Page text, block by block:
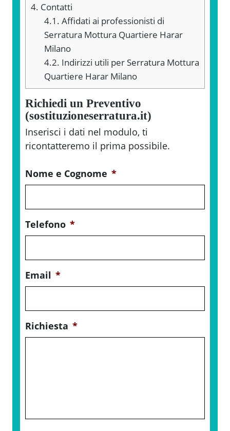
4. Contatti
4.1. Affidati ai professionisti di
Serratura Mottura Quartiere Harar
Milano
4.2. Indirizzi utili per Serratura Mottura
Quartiere Harar Milano
Richiedi un Preventivo
(sostituzioneserratura.it)
Inserisci i dati nel modulo, ti
ricontatteremo il prima possibile.
Nome e Cognome *
Telefono *
Email *
Richiesta *